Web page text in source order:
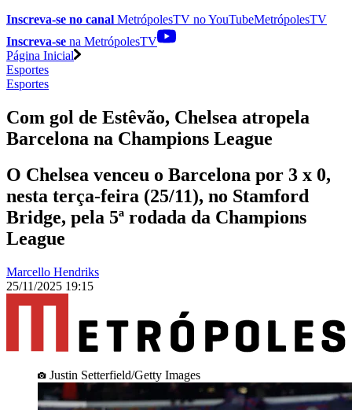
Inscreva-se no canal MetrópolesTV noYouTubeMetrópolesTV
Inscreva-se na MetrópolesTV
Página Inicial
Esportes
Esportes
Com gol de Estêvão, Chelsea atropela
Barcelona na Champions League
O Chelsea venceu o Barcelona por 3 x 0,
nesta terça-feira (25/11), no Stamford
Bridge, pela 5ª rodada da Champions
League
Marcello Hendriks
25/11/2025 19:15
Justin Setterfield/Getty Images